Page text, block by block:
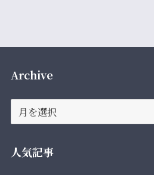
Archive
Archive
人気記事